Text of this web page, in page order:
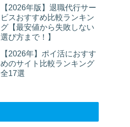
【2026年版】退職代行サー
ビスおすすめ比較ランキン
グ【最安値から失敗しない
選び方まで！】
【2026年】ポイ活におすす
めのサイト比較ランキング
全17選